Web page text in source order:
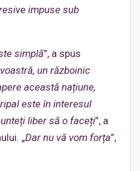
impuse sub
simplă”, a spus
un războinic
această națiune,
este în interesul
liber să o faceți”, a
„Dar nu vă vom forța”,